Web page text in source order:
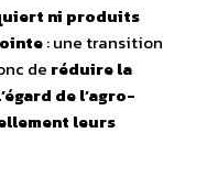
ni produits
: une transition
de réduire la
de l’agro-
leurs